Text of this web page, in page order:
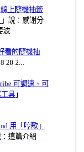
上隨機抽籤
」說：感謝分
波...
看的隨機抽
20 2...
可調速、可
具 」
用「哼歌」
：這篇介紹